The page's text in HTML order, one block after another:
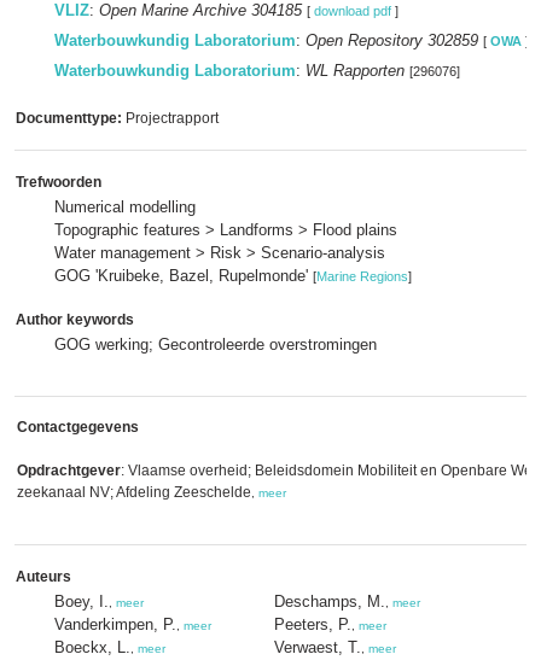
VLIZ: Open Marine Archive 304185 [ download pdf ]
Waterbouwkundig Laboratorium: Open Repository 302859 [ OWA ]
Waterbouwkundig Laboratorium: WL Rapporten [296076]
Documenttype: Projectrapport
Trefwoorden
Numerical modelling
Topographic features > Landforms > Flood plains
Water management > Risk > Scenario-analysis
GOG 'Kruibeke, Bazel, Rupelmonde' [Marine Regions]
Author keywords
GOG werking; Gecontroleerde overstromingen
Contactgegevens
Opdrachtgever: Vlaamse overheid; Beleidsdomein Mobiliteit en Openbare
zeekanaal NV; Afdeling Zeeschelde
meer
Auteurs
Boey, I. meer
Vanderkimpen, P. meer
Boeckx, L. meer
Deschamps, M. meer
Peeters, P. meer
Verwaest, T. meer